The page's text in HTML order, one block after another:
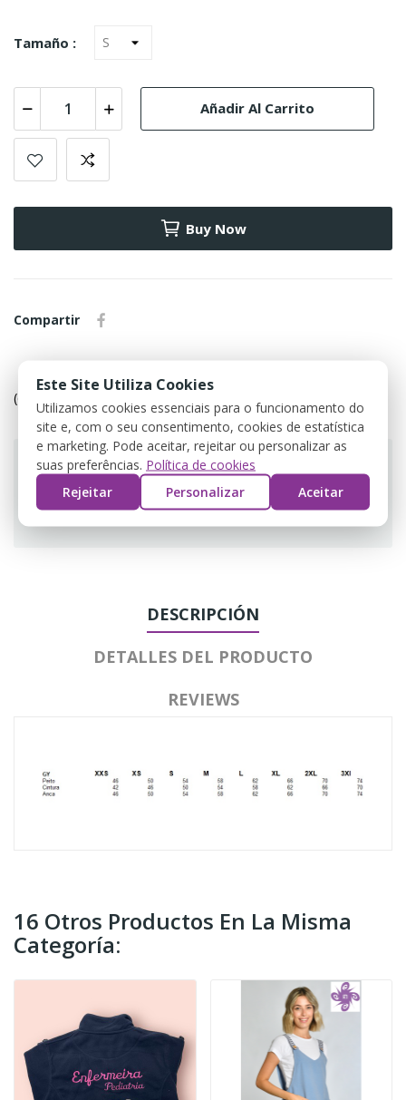
Tamaño :
Añadir Al Carrito
Buy Now
Compartir
(editar com o módulo Customer Reassurance)
Guarantee safe & secure checkout
DESCRIPCIÓN
DETALLES DEL PRODUCTO
REVIEWS
16 Otros Productos En La Misma
Categoría:
Este Site Utiliza Cookies
Utilizamos cookies essenciais para o funcionamento do
site e, com o seu consentimento, cookies de estatística
e marketing. Pode aceitar, rejeitar ou personalizar as
suas preferências. Política de cookies
Rejeitar
Personalizar Aceitar